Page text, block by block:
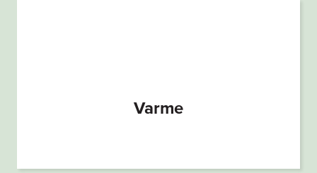
Varme